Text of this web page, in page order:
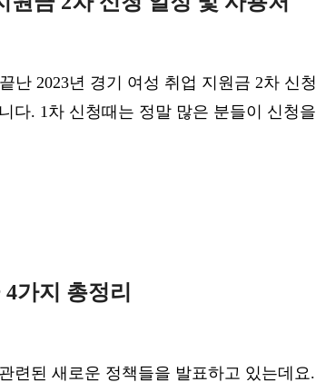
난 2023년 경기 여성 취업 지원금 2차 신청
다. 1차 신청때는 정말 많은 분들이 신청을
가지 총정리
련된 새로운 정책들을 발표하고 있는데요.